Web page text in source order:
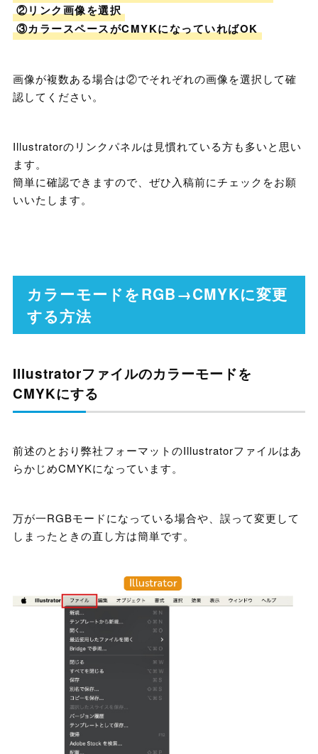
②リンク画像を選択
③カラースペースがCMYKになっていればOK
画像が複数ある場合は②でそれぞれの画像を選択して確
認してください。
Illustratorのリンクパネルは見慣れている方も多いと思い
ます。
簡単に確認できますので、ぜひ入稿前にチェックをお願
いいたします。
カラーモードをRGB→CMYKに変更
する方法
Illustratorファイルのカラーモードを
CMYKにする
前述のとおり弊社フォーマットのIllustratorファイルはあ
らかじめCMYKになっています。
万が一RGBモードになっている場合や、誤って変更して
しまったときの直し方は簡単です。